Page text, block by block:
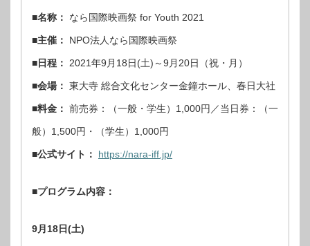
■名称： なら国際映画祭 for Youth 2021
■主催： NPO法人なら国際映画祭
■日程： 2021年9月18日(土)～9月20日（祝・月）
■会場： 東大寺 総合文化センター金鐘ホール、春日大社
■料金： 前売券：（一般・学生）1,000円／当日券：（一
般）1,500円・（学生）1,000円
■公式サイト： https://nara-iff.jp/
■プログラム内容：
9月18日(土)